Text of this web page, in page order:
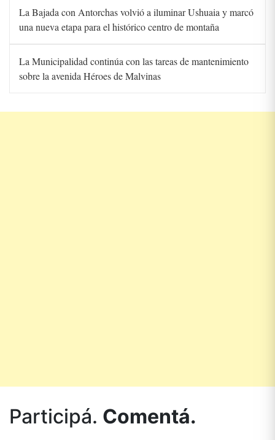
La Bajada con Antorchas volvió a iluminar Ushuaia y marcó
una nueva etapa para el histórico centro de montaña
La Municipalidad continúa con las tareas de mantenimiento
sobre la avenida Héroes de Malvinas
Participá. Comentá.